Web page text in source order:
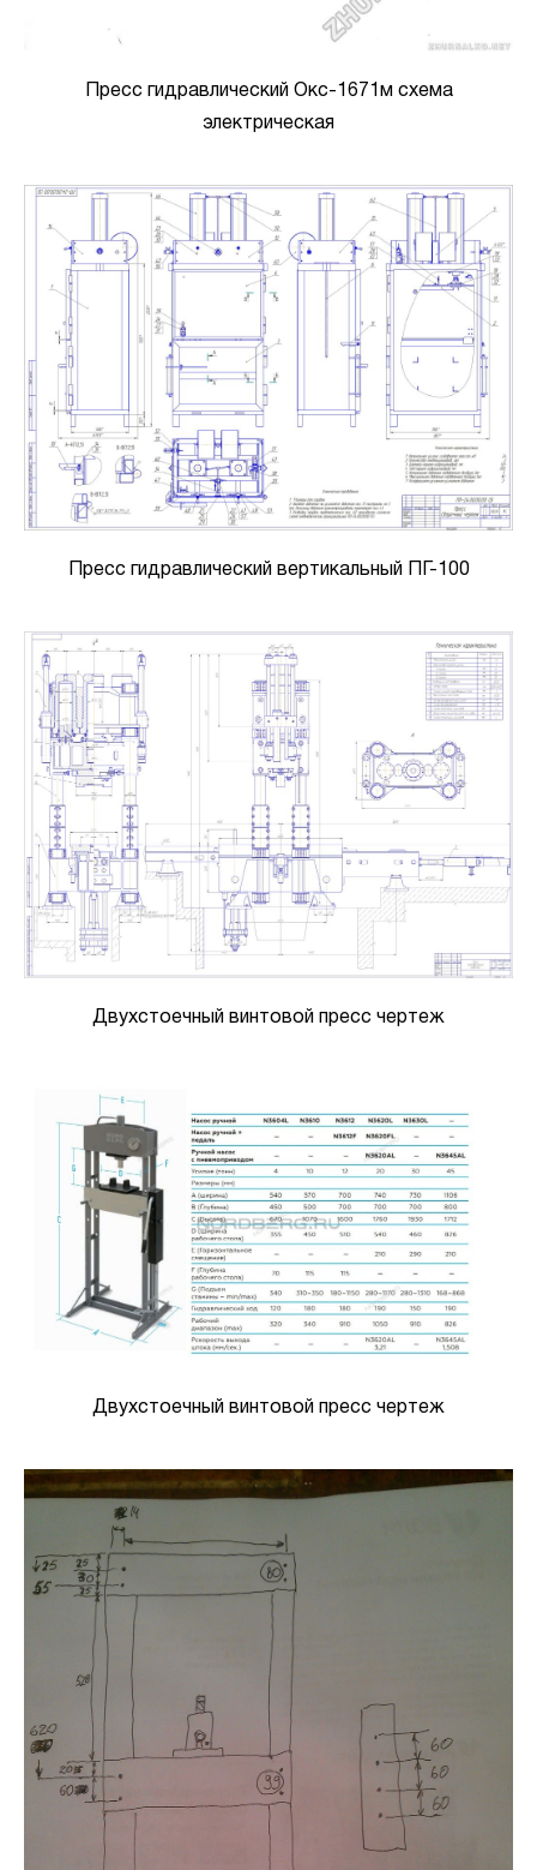
Пресс гидравлический Окс-1671м схема
электрическая
Пресс гидравлический вертикальный ПГ-100
Двухстоечный винтовой пресс чертеж
Двухстоечный винтовой пресс чертеж